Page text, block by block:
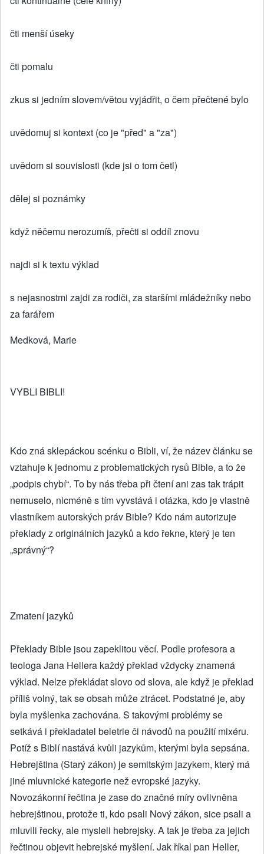
čti menší úseky
čti pomalu
zkus si jedním slovem/větou vyjádřit, o čem přečtené bylo
uvědomuj si kontext (co je "před" a "za")
uvědom si souvislosti (kde jsi o tom četl)
dělej si poznámky
když něčemu nerozumíš, přečti si oddíl znovu
najdi si k textu výklad
s nejasnostmi zajdi za rodiči, za staršími mládežníky nebo
za farářem
Medková, Marie
VYBLI BIBLI!
Kdo zná sklepáckou scénku o Bibli, ví, že název článku se
vztahuje k jednomu z problematických rysů Bible, a to že
„podpis chybí“. To by nás třeba při čtení ani zas tak trápit
nemuselo, nicméně s tím vyvstává i otázka, kdo je vlastně
vlastníkem autorských práv Bible? Kdo nám autorizuje
překlady z originálních jazyků a kdo řekne, který je ten
„správný“?
Zmatení jazyků
Překlady Bible jsou zapeklitou věcí. Podle profesora a
teologa Jana Hellera každý překlad vždycky znamená
výklad. Nelze překládat slovo od slova, ale když je překlad
příliš volný, tak se obsah může ztrácet. Podstatné je, aby
byla myšlenka zachována. S takovými problémy se
setkává i překladatel beletrie či návodů na použití mixéru.
Potíž s Biblí nastává kvůli jazykům, kterými byla sepsána.
Hebrejština (Starý zákon) je semitským jazykem, který má
jiné mluvnické kategorie než evropské jazyky.
Novozákonní řečtina je zase do značné míry ovlivněna
hebrejštinou, protože ti, kdo psali Nový zákon, sice psali a
mluvili řecky, ale mysleli hebrejsky. A tak je třeba za jejich
řečtinou objevit hebrejské myšlení. Jak říkal pan Heller,